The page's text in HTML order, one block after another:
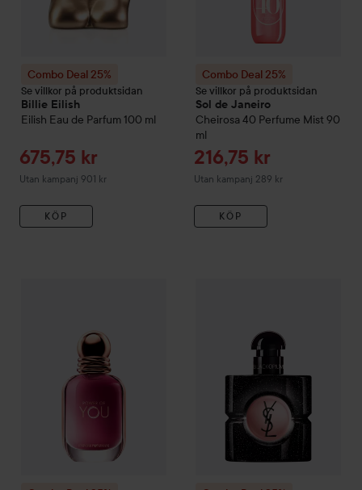
Combo Deal 25%
Se villkor på produktsidan
Billie Eilish
Eilish Eau de Parfum 100 ml
Reapris
675,75 kr
Utan kampanj 901 kr
KÖP
Combo Deal 25%
Se villkor på produktsidan
Sol de Janeiro
Cheirosa 40 Perfume Mist 90
ml
Reapris
216,75 kr
Utan kampanj 289 kr
KÖP